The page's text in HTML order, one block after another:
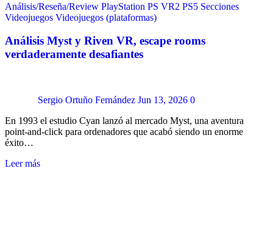
Análisis/Reseña/Review PlayStation PS VR2 PS5 Secciones
Videojuegos Videojuegos (plataformas)
Análisis Myst y Riven VR, escape rooms
verdaderamente desafiantes
Sergio Ortuño Fernández Jun 13, 2026 0
En 1993 el estudio Cyan lanzó al mercado Myst, una aventura
point-and-click para ordenadores que acabó siendo un enorme
éxito…
Leer más